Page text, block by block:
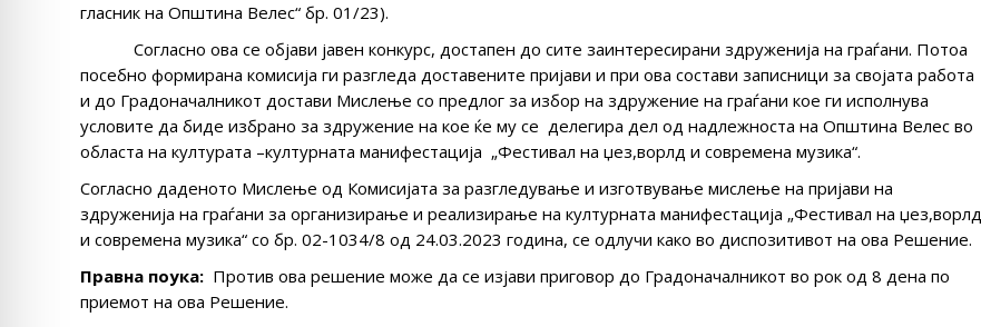
гласник на Општина Велес“ бр. 01/23).
Согласно ова се објави јавен конкурс, достапен до сите заинтересирани здруженија на граѓани. Потоа
посебно формирана комисија ги разгледа доставените пријави и при ова состави записници за својата работа
и до Градоначалникот достави Мислење со предлог за избор на здружение на граѓани кое ги исполнува
условите да биде избрано за здружение на кое ќе му се делегира дел од надлежноста на Општина Велес во
областа на културата –културната манифестација „Фестивал на џез,ворлд и современа музика“.
Согласно даденото Мислење од Комисијата за разгледување и изготвување мислење на пријави на
здруженија на граѓани за организирање и реализирање на културната манифестација „Фестивал на џез,ворлд
и современа музика“ со бр. 02-1034/8 од 24.03.2023 година, се одлучи како во диспозитивот на ова Решение.
Правна поука: Против ова решение може да се изјави приговор до Градоначалникот во рок од 8 дена по
приемот на ова Решение.